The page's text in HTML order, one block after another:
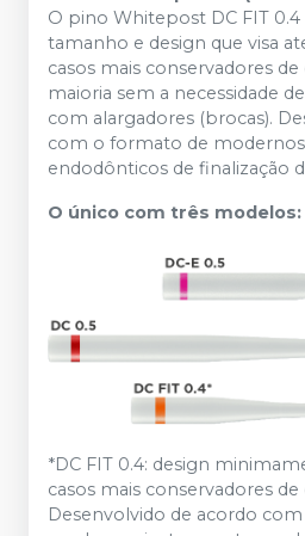
O pino Whitepost DC FIT
tamanho e design que visa
casos mais conservadores
maioria sem a necessidade
com alargadores (brocas).
com o formato de
endodônticos de finalização
O único com três modelos:
*DC FIT 0.4: design
casos mais conservadores
Desenvolvido de acordo